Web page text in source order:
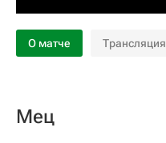
О матче Трансляция
Мец